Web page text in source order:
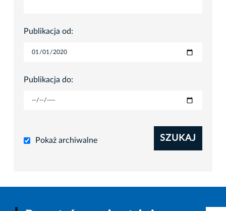
Publikacja od:
Publikacja do:
Pokaż archiwalne SZUKAJ